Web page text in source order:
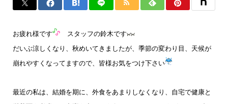
お疲れ様です
スタッフの鈴木です
だいぶ涼しくなり、秋めいてきましたが、季節の変わり目、天候が
崩れやすくなってますので、皆様お気をつけ下さい
最近の私は、結婚を期に、外食をあまりしなくなり、自宅で健康と